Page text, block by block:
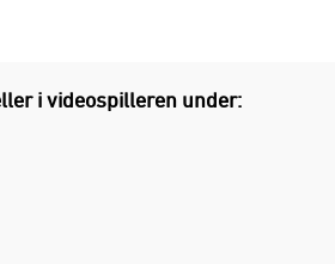
i videospilleren under: